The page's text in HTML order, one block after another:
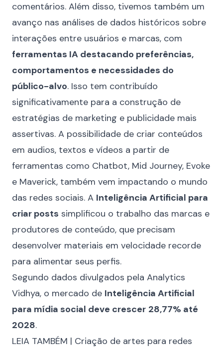
comentários. Além disso, tivemos também um
avanço nas análises de dados históricos sobre
interações entre usuários e marcas, com
ferramentas IA destacando preferências,
comportamentos e necessidades do
público-alvo. Isso tem contribuído
significativamente para a construção de
estratégias de marketing e publicidade mais
assertivas. A possibilidade de criar conteúdos
em audios, textos e vídeos a partir de
ferramentas como Chatbot, Mid Journey, Evoke
e Maverick, também vem impactando o mundo
das redes sociais. A Inteligência Artificial para
criar posts simplificou o trabalho das marcas e
produtores de conteúdo, que precisam
desenvolver materiais em velocidade recorde
para alimentar seus perfis.
Segundo dados divulgados pela Analytics
Vidhya, o mercado de Inteligência Artificial
para mídia social deve crescer 28,77% até
2028.
LEIA TAMBÉM | Criação de artes para redes